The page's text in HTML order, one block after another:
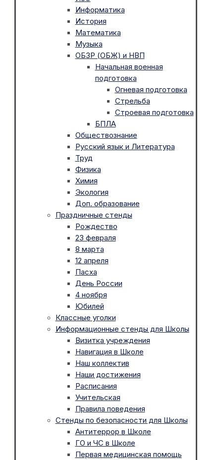
Информатика
История
Математика
Музыка
ОБЗР (ОБЖ) и НВП
Начальная военная
подготовка
Огневая подготовка
Стрельба
Строевая подготовка
БПЛА
Обществознание
Русский язык и Литература
Труд
Физика
Химия
Экология
Доп. образование
Праздничные стенды
Рождество
23 февраля
8 марта
12 апреля
Пасха
День России
4 ноября
Юбилей
Классные уголки
Информационные стенды для Школы
Визитка учреждения
Навигация в Школе
Наш коллектив
Наши достижения
Расписания
Учительская
Правила поведения
Стенды по безопасности для Школы
Антитеррор в Школе
ГО и ЧС в Школе
Первая медицинская помощь